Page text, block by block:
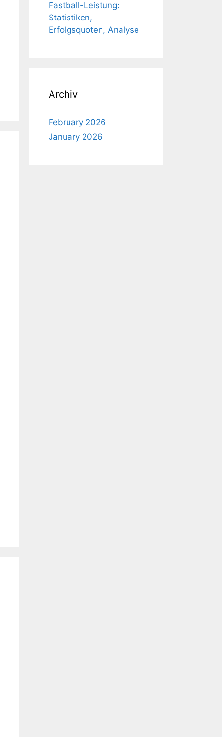
Fastball-Leistung:
Statistiken,
Erfolgsquoten, Analyse
Archiv
February 2026
January 2026